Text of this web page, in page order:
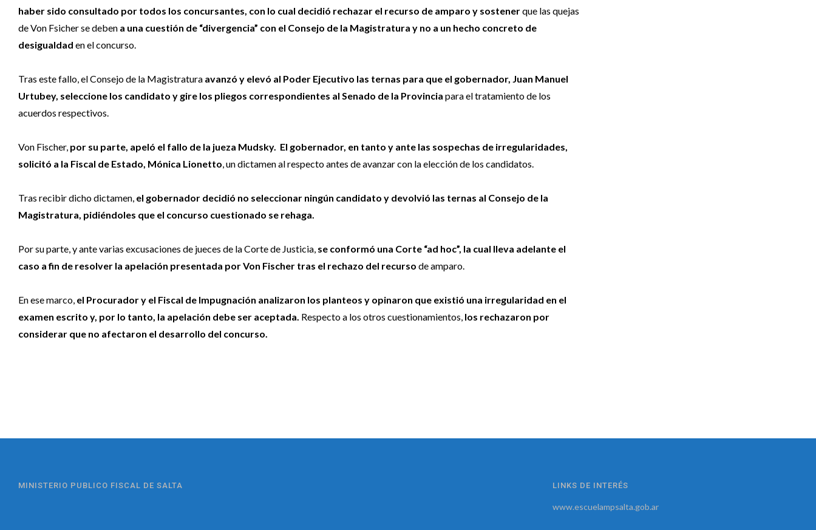
haber sido consultado por todos los concursantes, con lo cual decidió rechazar el recurso de amparo y sostenerque las quejas
de Von Fsicher se deben a una cuestión de “divergencia” con el Consejo de la Magistratura y no a un hecho concreto de
desigualdad en el concurso.
Tras este fallo, el Consejo de la Magistratura avanzó y elevó al Poder Ejecutivo las ternas para que el gobernador, Juan Manuel
Urtubey, seleccione los candidato y gire los pliegos correspondientes al Senado de la Provincia para el tratamiento de los
acuerdos respectivos.
Von Fischer, por su parte, apeló el fallo de la jueza Mudsky. El gobernador, en tanto y ante las sospechas de irregularidades,
solicitó a la Fiscal de Estado, Mónica Lionetto , un dictamen al respecto antes de avanzar con la elección de los candidatos.
Tras recibir dicho dictamen, el gobernador decidió no seleccionar ningún candidato y devolvió las ternas al Consejo de la
Magistratura, pidiéndoles que el concurso cuestionado se rehaga.
Por su parte, y ante varias excusaciones de jueces de la Corte de Justicia, se conformó una Corte “ad hoc”, la cual lleva adelante el
caso a fin de resolver la apelación presentada por Von Fischer tras el rechazo del recurso de amparo.
En ese marco, el Procurador y el Fiscal de Impugnación analizaron los planteos y opinaron que existió una irregularidad en el
examen escrito y, por lo tanto, la apelación debe ser aceptada. Respecto a los otros cuestionamientos, los rechazaron por
considerar que no afectaron el desarrollo del concurso.
MINISTERIO PUBLICO FISCAL DE SALTA LINKS DE INTERÉS
www.escuelampsalta.gob.ar